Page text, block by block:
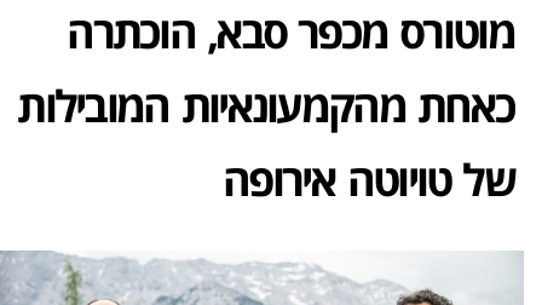
מוטורס מכפר סבא, הוכתרה
כאחת מהקמעונאיות המובילות
של טויוטה אירופה